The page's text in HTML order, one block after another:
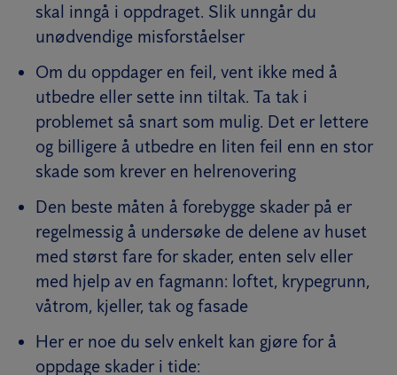
skal inngå i oppdraget. Slik unngår du
unødvendige misforståelser
Om du oppdager en feil, vent ikke med å
utbedre eller sette inn tiltak. Ta tak i
problemet så snart som mulig. Det er lettere
og billigere å utbedre en liten feil enn en stor
skade som krever en helrenovering
Den beste måten å forebygge skader på er
regelmessig å undersøke de delene av huset
med størst fare for skader, enten selv eller
med hjelp av en fagmann: loftet, krypegrunn,
våtrom, kjeller, tak og fasade
Her er noe du selv enkelt kan gjøre for å
oppdage skader i tide: